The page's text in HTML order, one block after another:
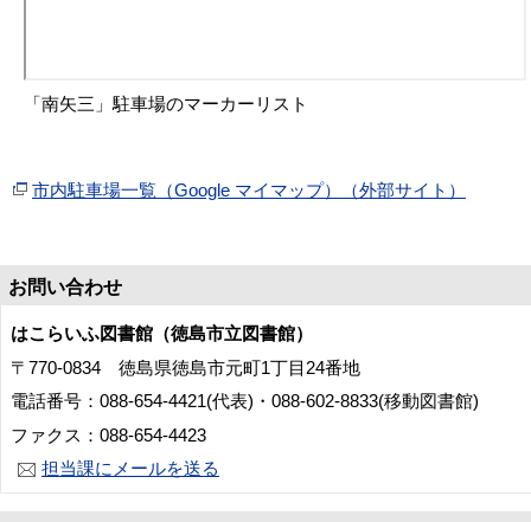
「南矢三」駐車場のマーカーリスト
市内駐車場一覧（Google マイマップ）（外部サイト）
お問い合わせ
はこらいふ図書館（徳島市立図書館）
〒770-0834 徳島県徳島市元町1丁目24番地
電話番号：088-654-4421(代表)・088-602-8833(移動図書館)
ファクス：088-654-4423
担当課にメールを送る